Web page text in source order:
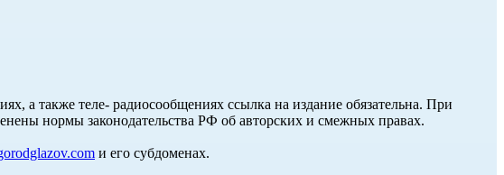
а также теле- радиосообщениях ссылка на издание обязательна. При
нормы законодательства РФ об авторских и смежных правах.
и его субдоменах.